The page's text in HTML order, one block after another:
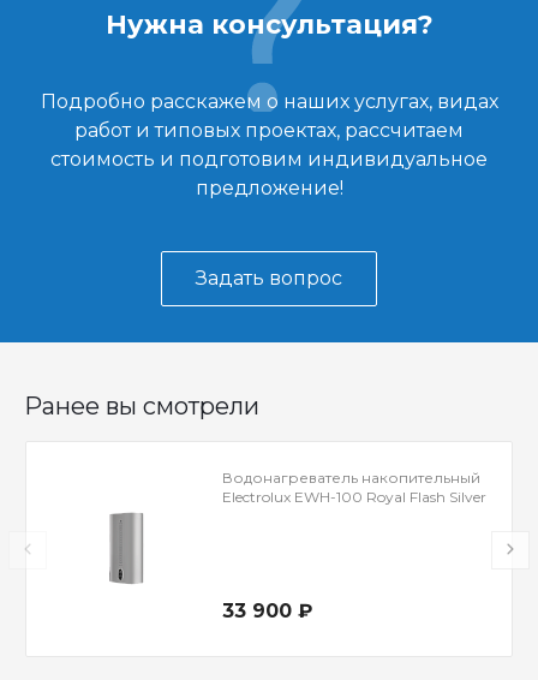
Нужна консультация?
Подробно расскажем о наших услугах, видах
работ и типовых проектах, рассчитаем
стоимость и подготовим индивидуальное
предложение!
Задать вопрос
Ранее вы смотрели
Водонагреватель накопительный
Electrolux EWH-100 Royal Flash Silver
33 900 ₽